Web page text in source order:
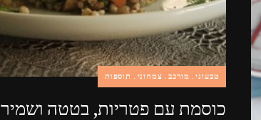
טבעוני מורכב צמחוני תוספות
כוסמת עם פטריות, בטטה ושמיר